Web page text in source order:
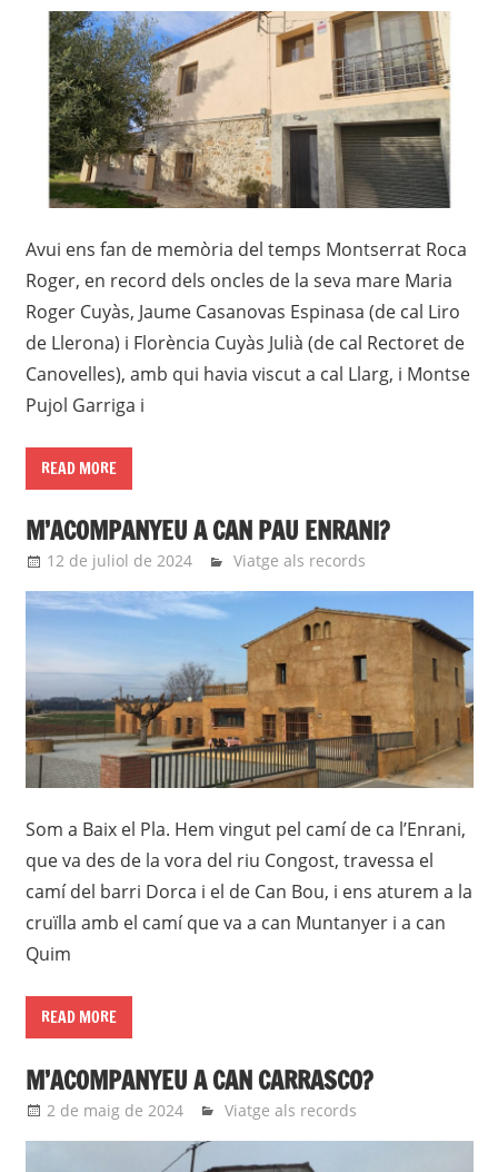
Avui ens fan de memòria del temps Montserrat Roca
Roger, en record dels oncles de la seva mare Maria
Roger Cuyàs, Jaume Casanovas Espinasa (de cal Liro
de Llerona) i Florència Cuyàs Julià (de cal Rectoret de
Canovelles), amb qui havia viscut a cal Llarg, i Montse
Pujol Garriga i
READ MORE
M’ACOMPANYEU A CAN PAU ENRANI?
12 de juliol de 2024 Eli
Viatge als records
Som a Baix el Pla. Hem vingut pel camí de ca l’Enrani,
que va des de la vora del riu Congost, travessa el
camí del barri Dorca i el de Can Bou, i ens aturem a la
cruïlla amb el camí que va a can Muntanyer i a can
Quim
READ MORE
M’ACOMPANYEU A CAN CARRASCO?
2 de maig de 2024 Eli
Viatge als records